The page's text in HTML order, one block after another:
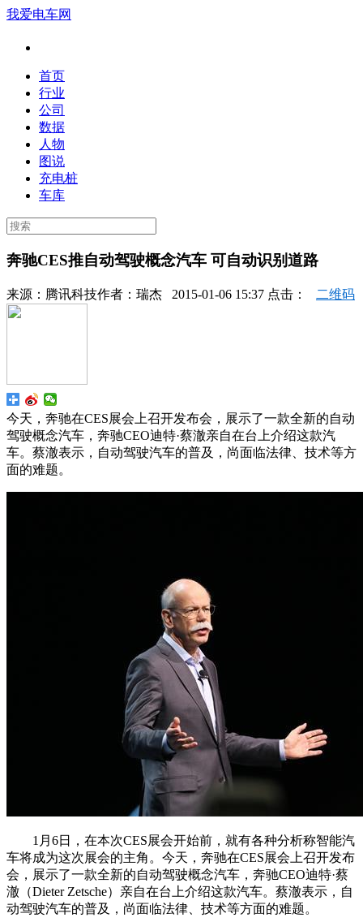
我爱电车网
首页
行业
公司
数据
人物
图说
充电桩
车库
奔驰CES推自动驾驶概念汽车 可自动识别道路
来源： 腾讯科技作者： 瑞杰 2015-01-06 15:37 点击： 二维码
今天，奔驰在CES展会上召开发布会，展示了一款全新的自动
驾驶概念汽车，奔驰CEO迪特·蔡澈亲自在台上介绍这款汽
车。蔡澈表示，自动驾驶汽车的普及，尚面临法律、技术等方
面的难题。
1月6日，在本次CES展会开始前，就有各种分析称智能汽
车将成为这次展会的主角。今天，奔驰在CES展会上召开发布
会，展示了一款全新的自动驾驶概念汽车，奔驰CEO迪特·蔡
澈（Dieter Zetsche）亲自在台上介绍这款汽车。蔡澈表示，自
动驾驶汽车的普及，尚面临法律、技术等方面的难题。